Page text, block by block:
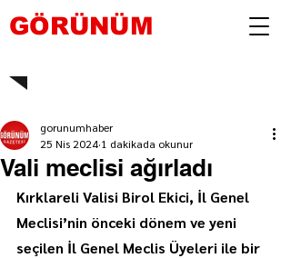
GÖRÜNÜM
Vali meclisi ağırladı
gorunumhaber
25 Nis 2024 1 dakikada okunur
Kırklareli Valisi Birol Ekici, İl Genel
Meclisi’nin önceki dönem ve yeni
seçilen İl Genel Meclis Üyeleri ile bir